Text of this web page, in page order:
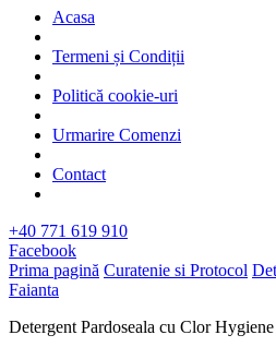
Acasa
Termeni și Condiții
Politică cookie-uri
Urmarire Comenzi
Contact
+40 771 619 910
Facebook
Prima pagină Curatenie si Protocol
Faianta
Detergent Pardoseala cu Clor